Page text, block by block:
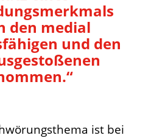
den medial
und den
ist bei